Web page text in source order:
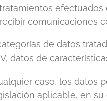
efectuados
recibir comunicaciones
de datos
datos de
caso, los datos
aplicable, en